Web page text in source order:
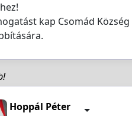
kap Csomád
Hoppál Péter